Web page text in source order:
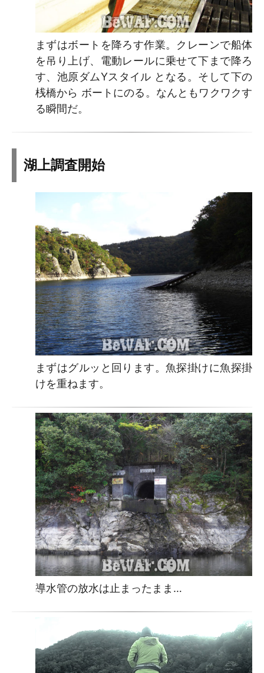
まずはボートを降ろす作業。クレーンで船体
を吊り上げ、電動レールに乗せて下まで降ろ
す、池原ダムYスタイル となる。そして下の
桟橋から ボートにのる。なんともワクワクす
る瞬間だ。
湖上調査開始
まずはグルッと回ります。魚探掛けに魚探掛
けを重ねます。
導水管の放水は止まったまま…